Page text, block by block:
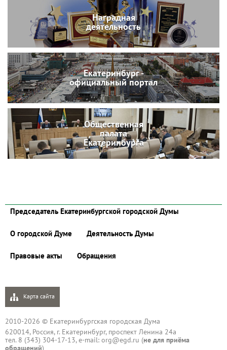
Наградная
деятельность
Екатеринбург -
официальный портал
Общественная
палата
Екатеринбурга
Председатель Екатеринбургской городской Думы
О городской Думе Деятельность Думы
Правовые акты Обращения
Карта сайта
2010-2026 © Екатеринбургская городская Дума
620014, Россия, г. Екатеринбург, проспект Ленина 24а
тел. 8 (343) 304-17-13, e-mail: org@egd.ru (не для приёма
обращений)